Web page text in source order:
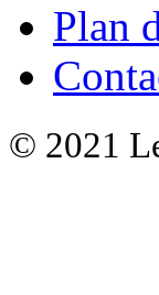
Plan
© 2021